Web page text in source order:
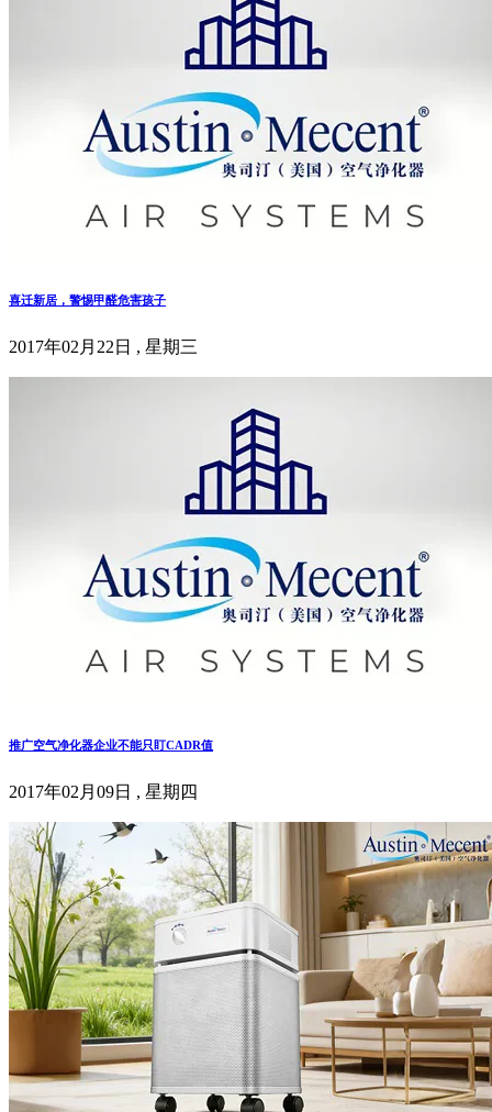
喜迁新居，警惕甲醛危害孩子
2017年02月22日 , 星期三
推广空气净化器企业不能只盯CADR值
2017年02月09日 , 星期四